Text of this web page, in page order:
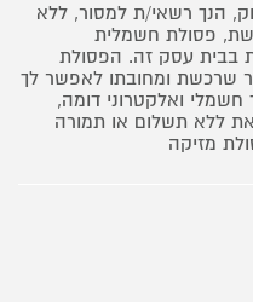
הנך רשאי/ת למסור, ללא
פסולת חשמלית
בבית עסק זה. הפסולת
שרכשת ומחובתו לאפשר לך
ואלקטרוני דומה,
ללא תשלום או תמורה
מזיקה